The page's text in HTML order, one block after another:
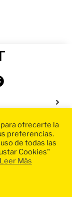
ofrecerte la
preferencias.
de todas las
Cookies"
Leer Más